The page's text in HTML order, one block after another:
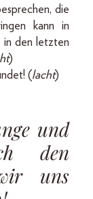
die
kann in
in den letzten
)
(lacht)
und
den
uns